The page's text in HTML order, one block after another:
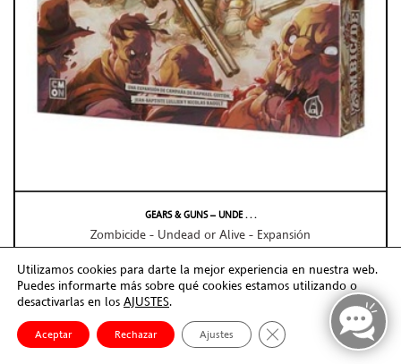
GEARS & GUNS – UNDE . . .
Zombicide - Undead or Alive - Expansión
-10%44,99€
Utilizamos cookies para darte la mejor experiencia en nuestra web.
Puedes informarte más sobre qué cookies estamos utilizando o
desactivarlas en los AJUSTES.
Aceptar Rechazar Ajustes Cerrar el banner de